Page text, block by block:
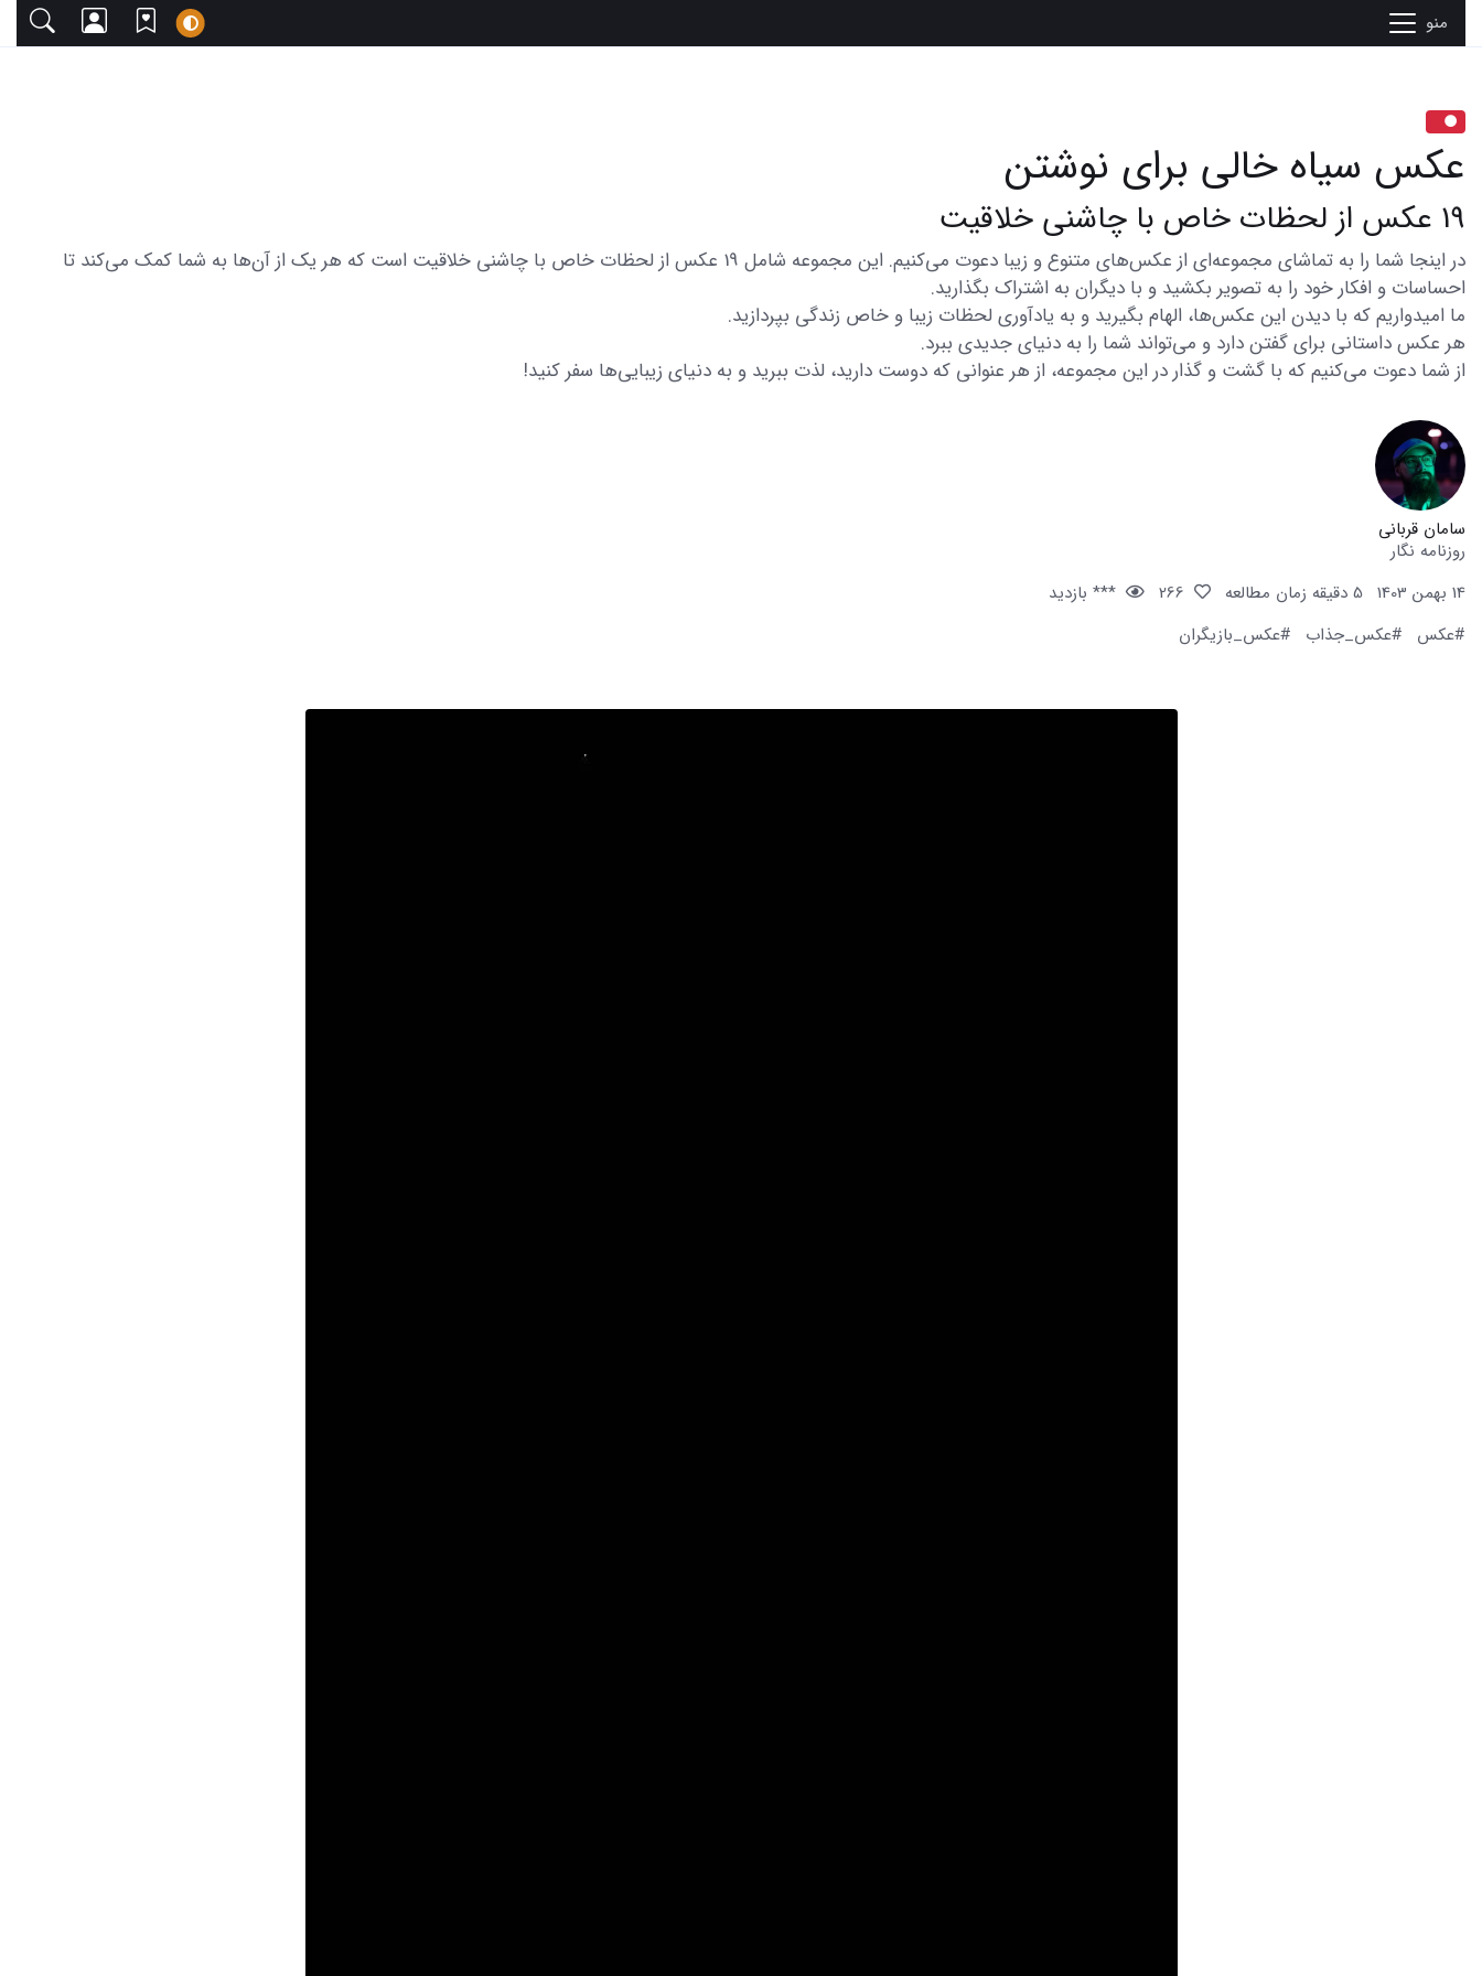
منو
عکس سیاه خالی برای نوشتن
19 عکس از لحظات خاص با چاشنی خلاقیت
در اینجا شما را به تماشای مجموعه‌ای از عکس‌های متنوع و زیبا دعوت می‌کنیم. این مجموعه شامل 19 عکس از لحظات خاص با چاشنی خلاقیت است که هر یک از آن‌ها به شما کمک می‌کند تا
احساسات و افکار خود را به تصویر بکشید و با دیگران به اشتراک بگذارید.
ما امیدواریم که با دیدن این عکس‌ها، الهام بگیرید و به یادآوری لحظات زیبا و خاص زندگی بپردازید.
هر عکس داستانی برای گفتن دارد و می‌تواند شما را به دنیای جدیدی ببرد.
از شما دعوت می‌کنیم که با گشت و گذار در این مجموعه، از هر عنوانی که دوست دارید، لذت ببرید و به دنیای زیبایی‌ها سفر کنید!
سامان قربانی
روزنامه نگار
14 بهمن 1403
5 دقیقه زمان مطالعه
*** بازدید
#عکس
#عکس_جذاب #عکس_بازیگران